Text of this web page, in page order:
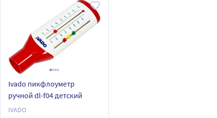
Ivado пикфлоуметр
ручной dl-f04 детский
IVADO